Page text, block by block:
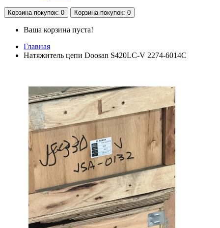
Корзинапокупок: 0 Корзинапокупок: 0
Ваша корзина пуста!
Главная
Нaтяжитель цепи Dооsаn S420LC-V 2274-6014С